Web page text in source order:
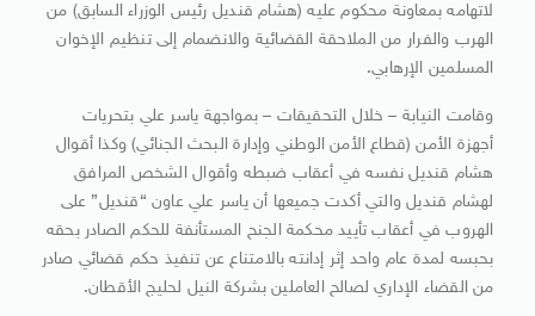
لاتهامه بمعاونة محكوم عليه (هشام قنديل رئيس الوزراء السابق) من
الهرب والفرار من الملاحقة القضائية والانضمام إلى تنظيم الإخوان
المسلمين الإرهابي.
وقامت النيابة – خلال التحقيقات – بمواجهة ياسر علي بتحريات
أجهزة الأمن (قطاع الأمن الوطني وإدارة البحث الجنائي) وكذا أقوال
هشام قنديل نفسه في أعقاب ضبطه وأقوال الشخص المرافق
لهشام قنديل والتي أكدت جميعها أن ياسر علي عاون “قنديل” على
الهروب في أعقاب تأييد محكمة الجنح المستأنفة للحكم الصادر بحقه
بحبسه لمدة عام واحد إثر إدانته بالامتناع عن تنفيذ حكم قضائي صادر
من القضاء الإداري لصالح العاملين بشركة النيل لحليج الأقطان.